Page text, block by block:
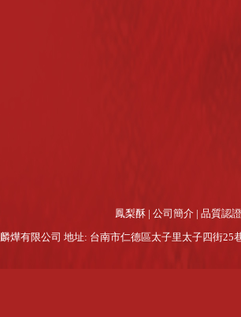
鳳梨酥 | 公司簡介 | 品質認證
麟燁有限公司 地址: 台南市仁德區太子里太子四街25